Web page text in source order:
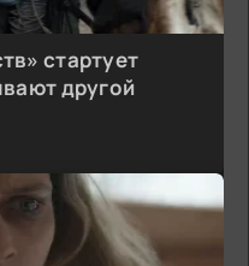
стартует
другой